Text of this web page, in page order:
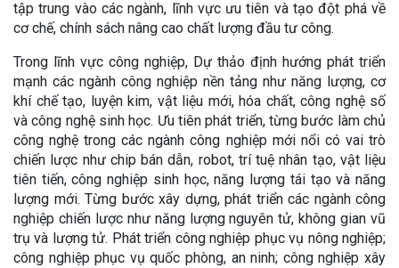
tập trung vào các ngành, lĩnh vực ưu tiên và tạo đột phá về
cơ chế, chính sách nâng cao chất lượng đầu tư công.
Trong lĩnh vực công nghiệp, Dự thảo định hướng phát triển
mạnh các ngành công nghiệp nền tảng như năng lượng, cơ
khí chế tạo, luyện kim, vật liệu mới, hóa chất, công nghệ số
và công nghệ sinh học. Ưu tiên phát triển, từng bước làm chủ
công nghệ trong các ngành công nghiệp mới nổi có vai trò
chiến lược như chip bán dẫn, robot, trí tuệ nhân tạo, vật liệu
tiên tiến, công nghiệp sinh học, năng lượng tái tạo và năng
lượng mới. Từng bước xây dựng, phát triển các ngành công
nghiệp chiến lược như năng lượng nguyên tử, không gian vũ
trụ và lượng tử. Phát triển công nghiệp phục vụ nông nghiệp;
công nghiệp phục vụ quốc phòng, an ninh; công nghiệp xây